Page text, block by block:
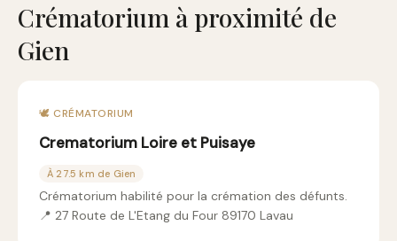
Crématorium à proximité de
Gien
🕊️ CRÉMATORIUM
Crematorium Loire et Puisaye
À 27.5 km de Gien
Crématorium habilité pour la crémation des défunts.
📍 27 Route de L'Etang du Four 89170 Lavau